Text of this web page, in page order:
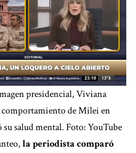
presidencial, Viviana
comportamiento de Milei en
salud mental. Foto: YouTube
la periodista comparó